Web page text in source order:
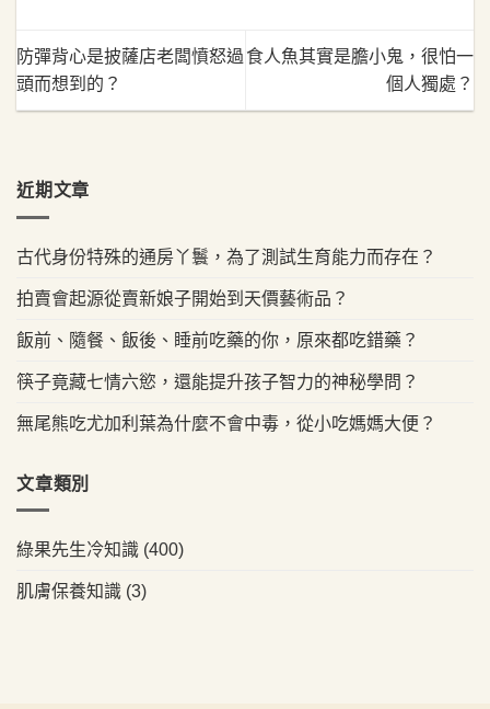
防彈背心是披薩店老闆憤怒過
頭而想到的？
食人魚其實是膽小鬼，很怕一
個人獨處？
近期文章
古代身份特殊的通房丫鬟，為了測試生育能力而存在？
拍賣會起源從賣新娘子開始到天價藝術品？
飯前、隨餐、飯後、睡前吃藥的你，原來都吃錯藥？
筷子竟藏七情六慾，還能提升孩子智力的神秘學問？
無尾熊吃尤加利葉為什麼不會中毒，從小吃媽媽大便？
文章類別
綠果先生冷知識 (400)
肌膚保養知識 (3)